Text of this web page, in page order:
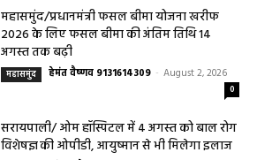
महासमुंद/प्रधानमंत्री फसल बीमा योजना खरीफ
2026 के लिए फसल बीमा की अंतिम तिथि 14
अगस्त तक बढ़ी
महासमुंद हेमंत वैष्णव 9131614309 - August 2, 2026
0
सरायपाली/ ओम हॉस्पिटल में 4 अगस्त को बाल रोग
विशेषज्ञ की ओपीडी, आयुष्मान से भी मिलेगा इलाज